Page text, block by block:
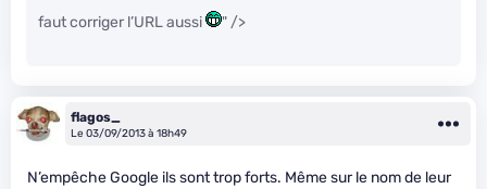
faut corriger l’URL aussi " />
flagos_
Le 03/09/2013 à 18h49
N’empêche Google ils sont trop forts. Même sur le nom de leur